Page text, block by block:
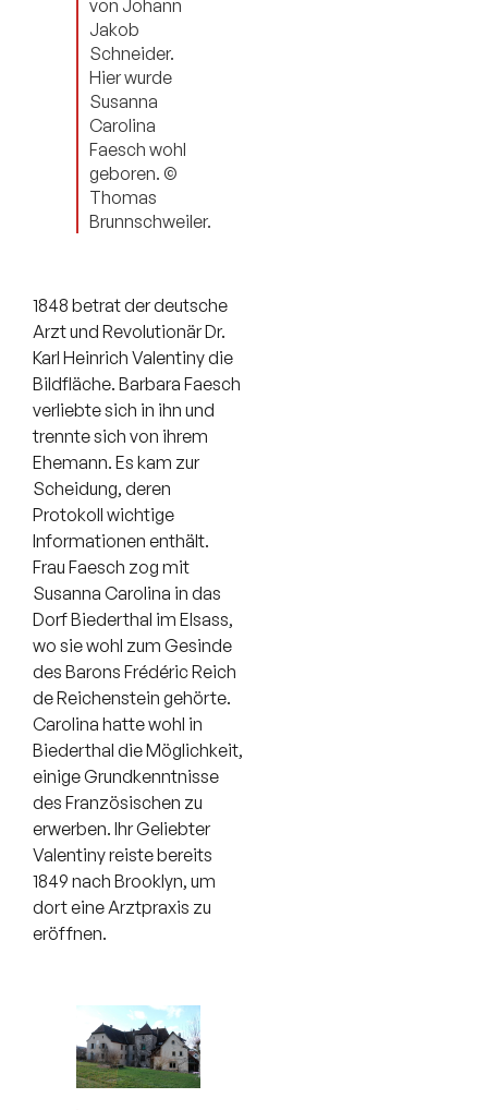
von Johann
Jakob
Schneider.
Hier wurde
Susanna
Carolina
Faesch wohl
geboren. ©
Thomas
Brunnschweiler.
1848 betrat der deutsche
Arzt und Revolutionär Dr.
Karl Heinrich Valentiny die
Bildfläche. Barbara Faesch
verliebte sich in ihn und
trennte sich von ihrem
Ehemann. Es kam zur
Scheidung, deren
Protokoll wichtige
Informationen enthält.
Frau Faesch zog mit
Susanna Carolina in das
Dorf Biederthal im Elsass,
wo sie wohl zum Gesinde
des Barons Frédéric Reich
de Reichenstein gehörte.
Carolina hatte wohl in
Biederthal die Möglichkeit,
einige Grundkenntnisse
des Französischen zu
erwerben. Ihr Geliebter
Valentiny reiste bereits
1849 nach Brooklyn, um
dort eine Arztpraxis zu
eröffnen.